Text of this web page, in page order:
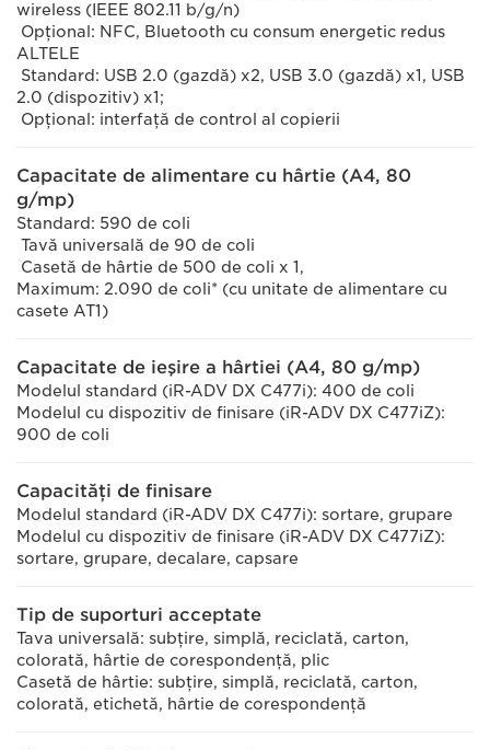
wireless (IEEE 802.11 b/g/n)
Opţional: NFC, Bluetooth cu consum energetic redus
ALTELE
Standard: USB 2.0 (gazdă) x2, USB 3.0 (gazdă) x1, USB
2.0 (dispozitiv) x1;
Opţional: interfaţă de control al copierii
Capacitate de alimentare cu hârtie (A4, 80
g/mp)
Standard: 590 de coli
Tavă universală de 90 de coli
Casetă de hârtie de 500 de coli x 1,
Maximum: 2.090 de coli* (cu unitate de alimentare cu
casete AT1)
Capacitate de ieşire a hârtiei (A4, 80 g/mp)
Modelul standard (iR-ADV DX C477i): 400 de coli
Modelul cu dispozitiv de finisare (iR-ADV DX C477iZ):
900 de coli
Capacităţi de finisare
Modelul standard (iR-ADV DX C477i): sortare, grupare
Modelul cu dispozitiv de finisare (iR-ADV DX C477iZ):
sortare, grupare, decalare, capsare
Tip de suporturi acceptate
Tava universală: subţire, simplă, reciclată, carton,
colorată, hârtie de corespondenţă, plic
Casetă de hârtie: subţire, simplă, reciclată, carton,
colorată, etichetă, hârtie de corespondenţă